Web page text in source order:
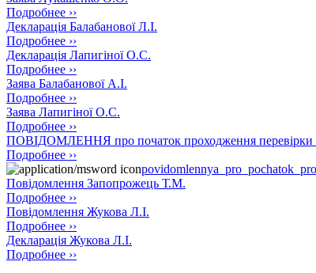
Подробнее ››
Декларація Балабанової Л.І.
Подробнее ››
Декларація Лапигіної О.С.
Подробнее ››
Заява Балабанової А.І.
Подробнее ››
Заява Лапигіної О.С.
Подробнее ››
ПОВІДОМЛЕННЯ про початок проходження перевірки
Подробнее ››
Повідомлення Запопрожець Т.М.
Подробнее ››
Повідомлення Жукова Л.І.
Подробнее ››
Декларація Жукова Л.І.
Подробнее ››